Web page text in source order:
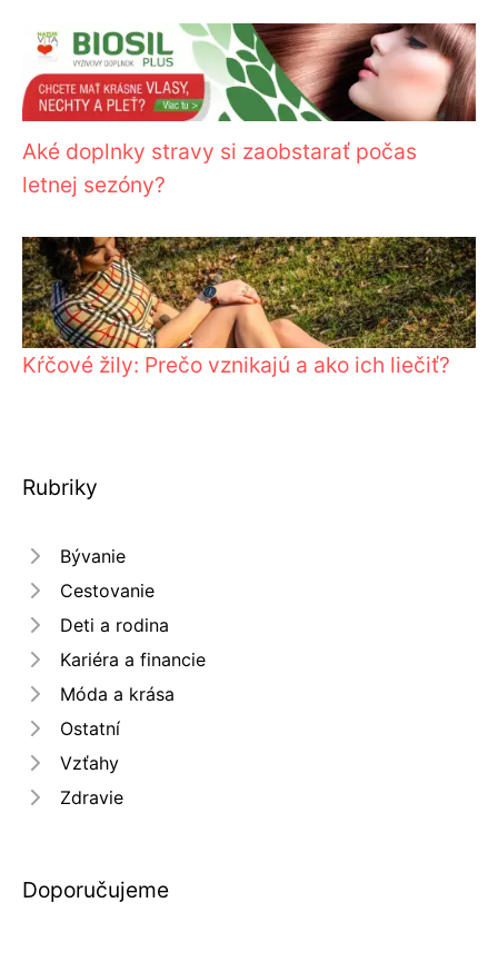
Aké doplnky stravy si zaobstarať počas
letnej sezóny?
Kŕčové žily: Prečo vznikajú a ako ich liečiť?
Rubriky
Bývanie
Cestovanie
Deti a rodina
Kariéra a financie
Móda a krása
Ostatní
Vzťahy
Zdravie
Doporučujeme